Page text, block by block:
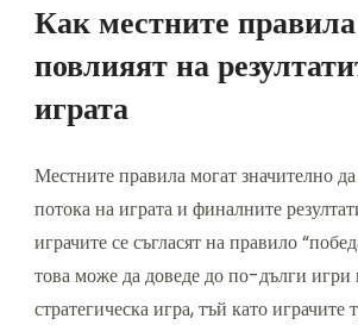
Как местните
повлияят на
играта
Местните правила могат значително
потока на играта и финалните
играчите се съгласят на правило
това може да доведе до по-дълги
стратегическа игра, тъй като играчите